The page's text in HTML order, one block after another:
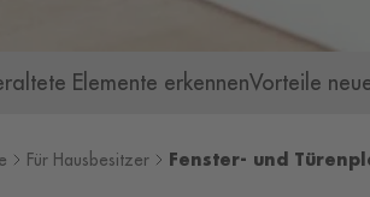
Elemente erkennenVorteile
Für Hausbesitzer Fenster- und